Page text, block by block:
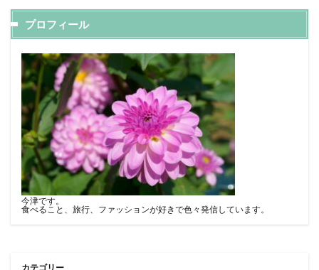
プロフィール
今津です。
食べること、旅行、ファッションが好きで色々発信しています。
カテゴリー